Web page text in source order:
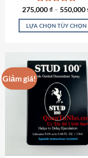
phẩm
Được xếp
hạng4.87
5 sao
275,000₫ – 550,000
LỰA CHỌN TÙY CHỌN
có
nhiều
biến
thể.
Các
tùy
chọn
Giảm giá!